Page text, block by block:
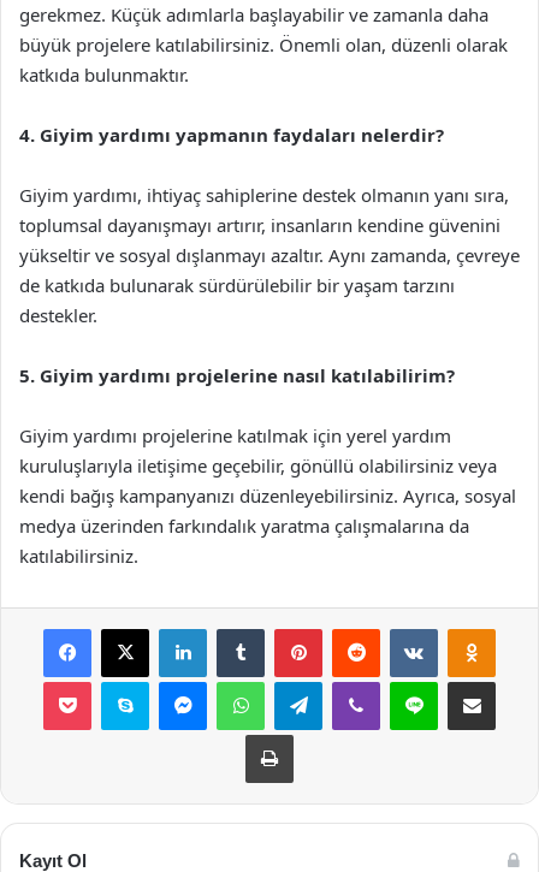
gerekmez. Küçük adımlarla başlayabilir ve zamanla daha
büyük projelere katılabilirsiniz. Önemli olan, düzenli olarak
katkıda bulunmaktır.
4. Giyim yardımı yapmanın faydaları nelerdir?
Giyim yardımı, ihtiyaç sahiplerine destek olmanın yanı sıra,
toplumsal dayanışmayı artırır, insanların kendine güvenini
yükseltir ve sosyal dışlanmayı azaltır. Aynı zamanda, çevreye
de katkıda bulunarak sürdürülebilir bir yaşam tarzını
destekler.
5. Giyim yardımı projelerine nasıl katılabilirim?
Giyim yardımı projelerine katılmak için yerel yardım
kuruluşlarıyla iletişime geçebilir, gönüllü olabilirsiniz veya
kendi bağış kampanyanızı düzenleyebilirsiniz. Ayrıca, sosyal
medya üzerinden farkındalık yaratma çalışmalarına da
katılabilirsiniz.
Facebook
X LinkedInTumblr PinterestReddit VKontakte
Pocket Skype MessengerWhatsAppTelegramViber Line E-Posta ile
Yazdır
Kayıt Ol